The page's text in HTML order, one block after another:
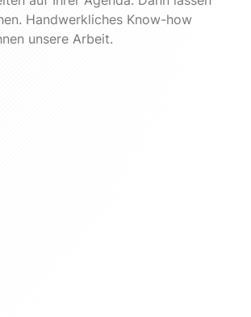
Handwerkliches Know-how
unsere Arbeit.